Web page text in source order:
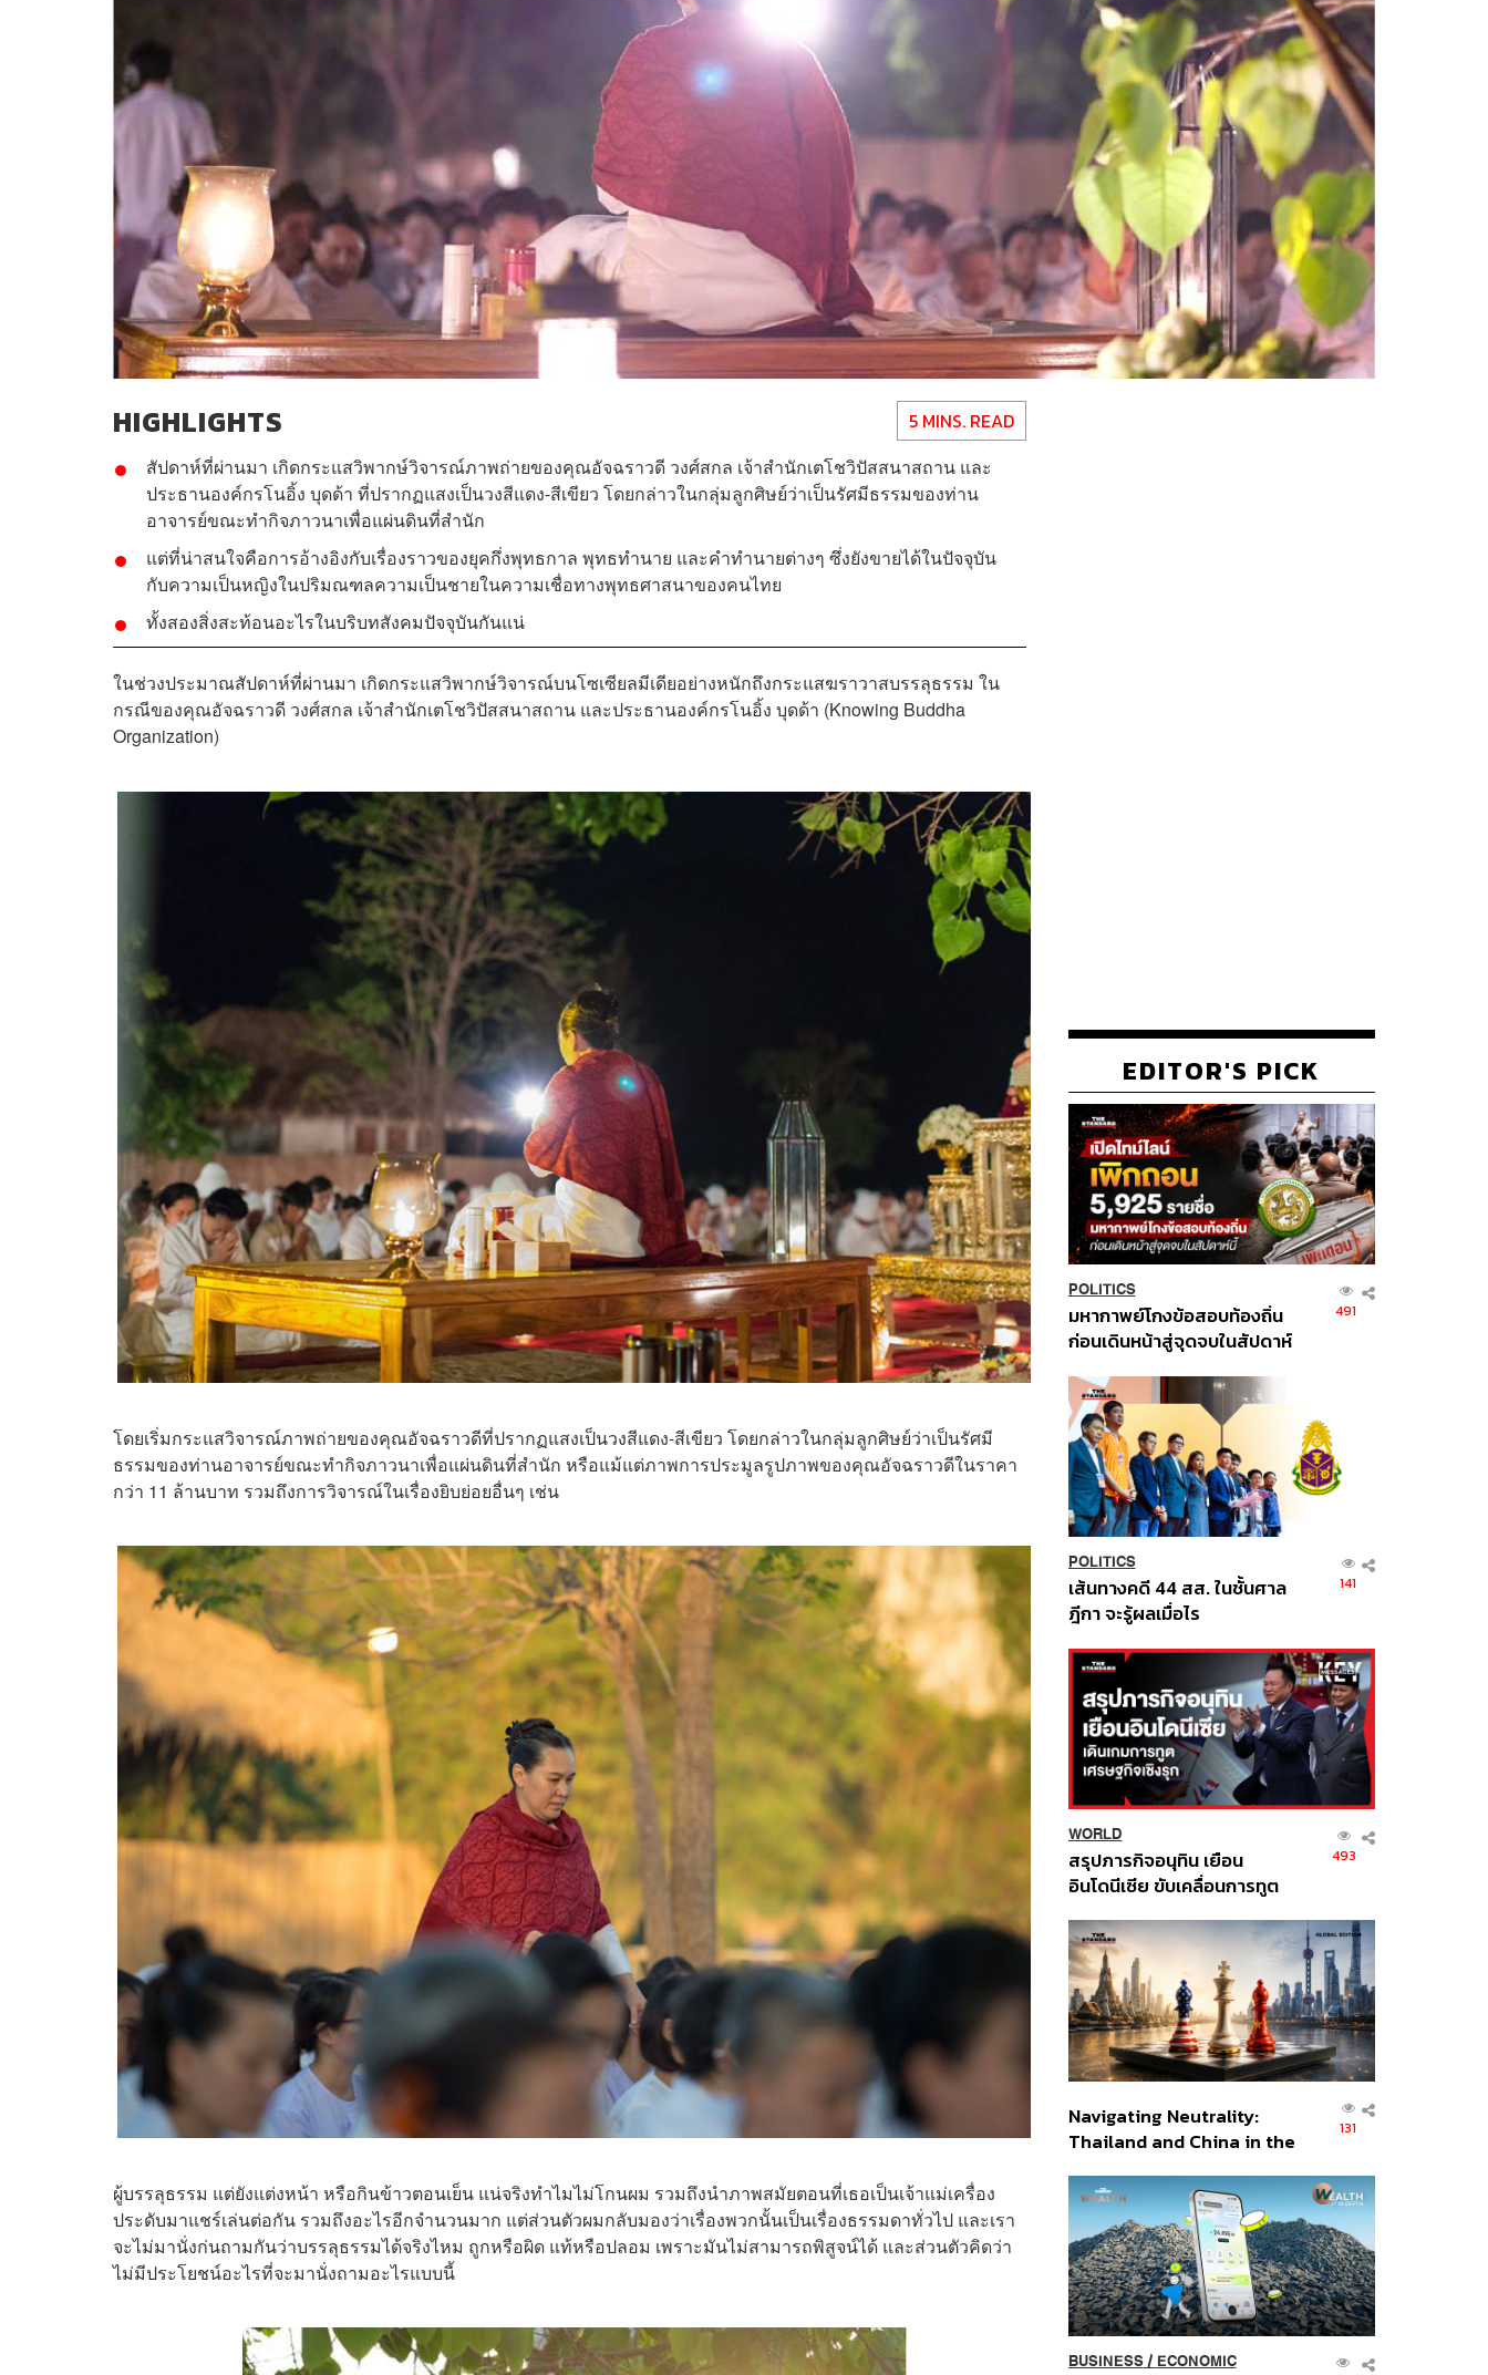
HIGHLIGHTS 5 MINS. READ
สัปดาห์ที่ผ่านมา เกิดกระแสวิพากษ์วิจารณ์ภาพถ่ายของคุณอัจฉราวดี วงศ์สกล เจ้าสำนักเตโชวิปัสสนาสถาน และ
ประธานองค์กรโนอิ้ง บุดด้า ที่ปรากฏแสงเป็นวงสีแดง-สีเขียว โดยกล่าวในกลุ่มลูกศิษย์ว่าเป็นรัศมีธรรมของท่าน
อาจารย์ขณะทำกิจภาวนาเพื่อแผ่นดินที่สำนัก
แต่ที่น่าสนใจคือการอ้างอิงกับเรื่องราวของยุคกึ่งพุทธกาล พุทธทำนาย และคำทำนายต่างๆ ซึ่งยังขายได้ในปัจจุบัน
กับความเป็นหญิงในปริมณฑลความเป็นชายในความเชื่อทางพุทธศาสนาของคนไทย
ทั้งสองสิ่งสะท้อนอะไรในบริบทสังคมปัจจุบันกันแน่
ในช่วงประมาณสัปดาห์ที่ผ่านมา เกิดกระแสวิพากษ์วิจารณ์บนโซเซียลมีเดียอย่างหนักถึงกระแสฆราวาสบรรลุธรรม ใน
กรณีของคุณอัจฉราวดี วงศ์สกล เจ้าสำนักเตโชวิปัสสนาสถาน และประธานองค์กรโนอิ้ง บุดด้า (Knowing Buddha
Organization)
โดยเริ่มกระแสวิจารณ์ภาพถ่ายของคุณอัจฉราวดีที่ปรากฏแสงเป็นวงสีแดง-สีเขียว โดยกล่าวในกลุ่มลูกศิษย์ว่าเป็นรัศมี
ธรรมของท่านอาจารย์ขณะทำกิจภาวนาเพื่อแผ่นดินที่สำนัก หรือแม้แต่ภาพการประมูลรูปภาพของคุณอัจฉราวดีในราคา
กว่า 11 ล้านบาท รวมถึงการวิจารณ์ในเรื่องยิบย่อยอื่นๆ เช่น
ผู้บรรลุธรรม แต่ยังแต่งหน้า หรือกินข้าวตอนเย็น แน่จริงทำไมไม่โกนผม รวมถึงนำภาพสมัยตอนที่เธอเป็นเจ้าแม่เครื่อง
ประดับมาแชร์เล่นต่อกัน รวมถึงอะไรอีกจำนวนมาก แต่ส่วนตัวผมกลับมองว่าเรื่องพวกนั้นเป็นเรื่องธรรมดาทั่วไป และเรา
จะไม่มานั่งก่นถามกันว่าบรรลุธรรมได้จริงไหม ถูกหรือผิด แท้หรือปลอม เพราะมันไม่สามารถพิสูจน์ได้ และส่วนตัวคิดว่า
ไม่มีประโยชน์อะไรที่จะมานั่งถามอะไรแบบนี้
EDITOR'S PICK
POLITICS
มหากาพย์โกงข้อสอบท้องถิ่น
ก่อนเดินหน้าสู่จุดจบในสัปดาห์
491
POLITICS
เส้นทางคดี 44 สส. ในชั้นศาล
ฎีกา จะรู้ผลเมื่อไร
141
WORLD
สรุปภารกิจอนุทิน เยือน
อินโดนีเซีย ขับเคลื่อนการทูต
ส่วนยุทธศาสตร์ไทย –
อินโดนีเซีย
493
Navigating Neutrality:
Thailand and China in the
Order
131
BUSINESS/ ECONOMIC